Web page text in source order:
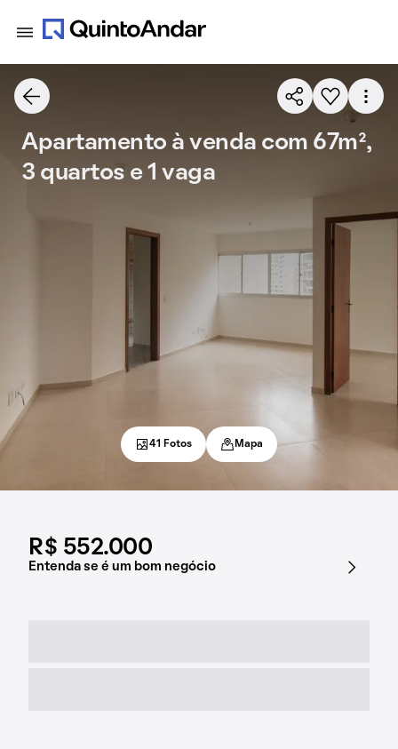
R$ 552.000
Entenda se é um bom negócio
Apartamento à venda com 67m²,
3 quartos e 1 vaga
41 Fotos Mapa